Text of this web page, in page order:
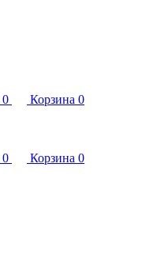
0 Корзина 0
0 Корзина 0